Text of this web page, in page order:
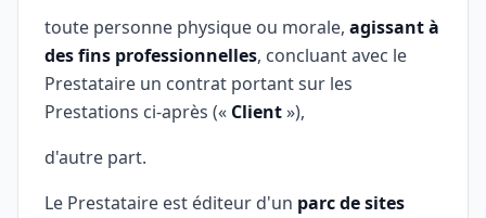
toute personne physique ou morale, agissant à
des fins professionnelles, concluant avec le
Prestataire un contrat portant sur les
Prestations ci-après (« Client»),
d'autre part.
Le Prestataire est éditeur d'un parc de sites